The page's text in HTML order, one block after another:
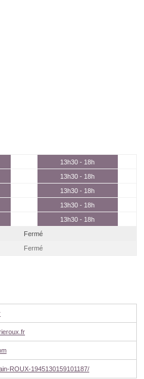
13h30 - 18h
13h30 - 18h
13h30 - 18h
13h30 - 18h
13h30 - 18h
Fermé
Fermé
ROUX-1945130159101187/